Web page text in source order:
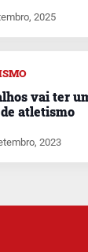
2025
vai ter
atletismo
2023